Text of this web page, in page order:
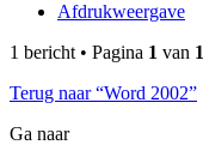
Afdrukweergave
1 bericht • Pagina 1 van 1
Terug naar “Word 2002”
Ga naar